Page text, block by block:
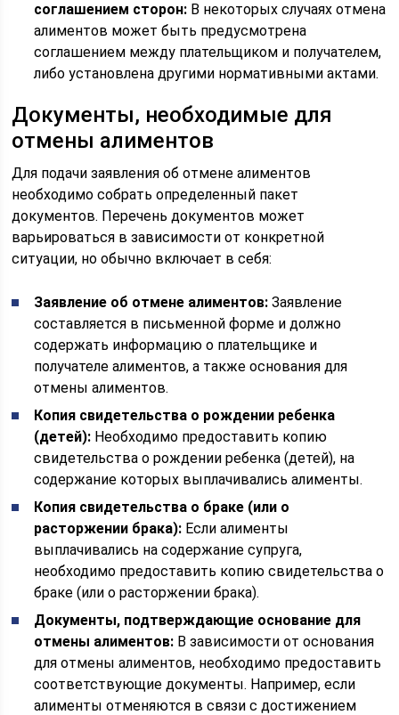
соглашением сторон: В некоторых случаях отмена
алиментов может быть предусмотрена
соглашением между плательщиком и получателем,
либо установлена другими нормативными актами.
Документы, необходимые для
отмены алиментов
Для подачи заявления об отмене алиментов
необходимо собрать определенный пакет
документов. Перечень документов может
варьироваться в зависимости от конкретной
ситуации, но обычно включает в себя:
Заявление об отмене алиментов: Заявление
составляется в письменной форме и должно
содержать информацию о плательщике и
получателе алиментов, а также основания для
отмены алиментов.
Копия свидетельства о рождении ребенка
(детей): Необходимо предоставить копию
свидетельства о рождении ребенка (детей), на
содержание которых выплачивались алименты.
Копия свидетельства о браке (или о
расторжении брака): Если алименты
выплачивались на содержание супруга,
необходимо предоставить копию свидетельства о
браке (или о расторжении брака).
Документы, подтверждающие основание для
отмены алиментов: В зависимости от основания
для отмены алиментов, необходимо предоставить
соответствующие документы. Например, если
алименты отменяются в связи с достижением